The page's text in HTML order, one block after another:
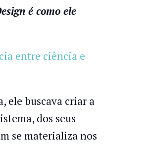
é como ele
entre ciência e
ele buscava criar a
dos seus
se materializa nos